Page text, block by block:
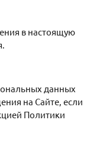
в настоящую
данных
на Сайте, если
Политики